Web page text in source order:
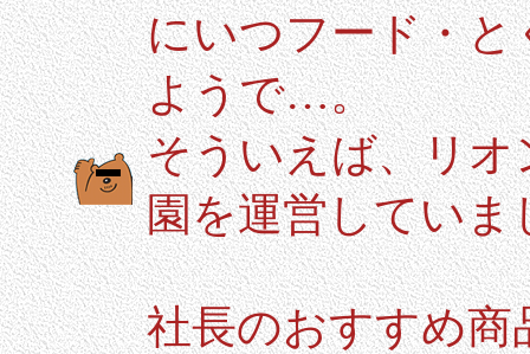
にいつフード・と
ようで…。
そういえば、リオ
園を運営していま
社長のおすすめ